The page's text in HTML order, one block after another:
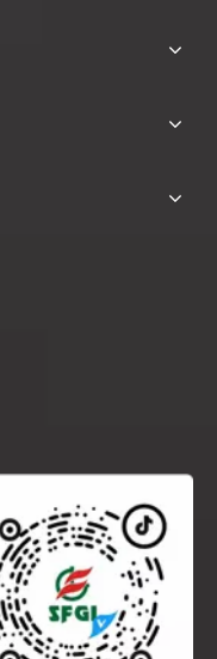
力加快行业进位争
等所取得的经验成
、人品共纯”的理
羊作用，强化质量
为质量强市建设做